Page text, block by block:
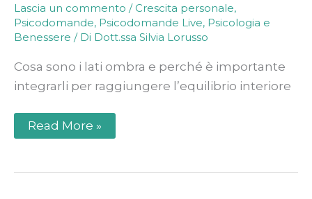
Lascia un commento / Crescita personale,
Psicodomande, Psicodomande Live, Psicologia e
Benessere / Di Dott.ssa Silvia Lorusso
Cosa sono i lati ombra e perché è importante
integrarli per raggiungere l’equilibrio interiore
Read More »